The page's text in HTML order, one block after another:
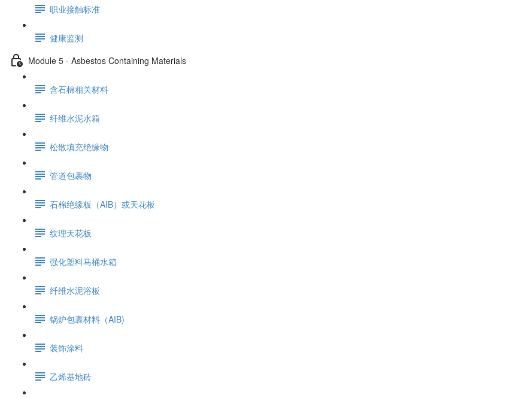
职业接触标准
健康监测
Module 5 - Asbestos Containing Materials
含石棉相关材料
纤维水泥水箱
松散填充绝缘物
管道包裹物
石棉绝缘板（AIB）或天花板
纹理天花板
强化塑料马桶水箱
纤维水泥浴板
锅炉包裹材料（AIB)
装饰涂料
乙烯基地砖